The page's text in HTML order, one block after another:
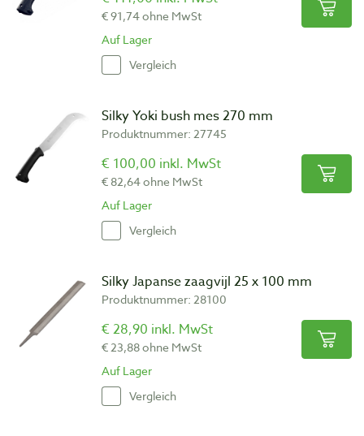
€ 91,74 ohne MwSt
Auf Lager
Vergleich
Silky Yoki bush mes 270 mm
Produktnummer: 27745
€ 100,00 inkl. MwSt
€ 82,64 ohne MwSt
Auf Lager
Vergleich
Silky Japanse zaagvijl 25 x 100 mm
Produktnummer: 28100
€ 28,90 inkl. MwSt
€ 23,88 ohne MwSt
Auf Lager
Vergleich